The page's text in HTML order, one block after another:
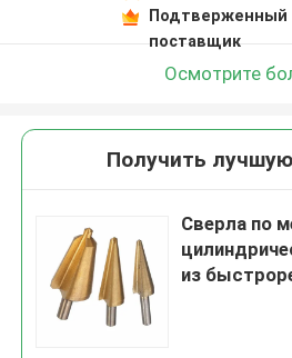
Подтверженный
поставщик
Осмотрите
Получить
Сверла по
из